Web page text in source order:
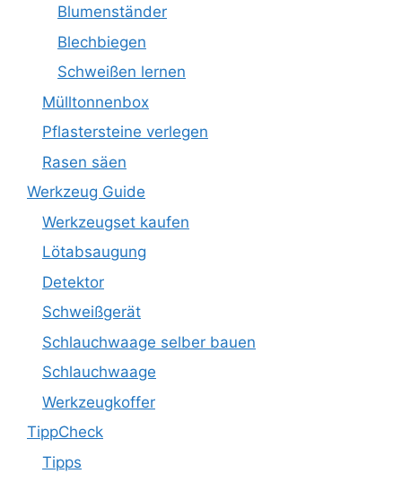
Blumenständer
Blechbiegen
Schweißen lernen
Mülltonnenbox
Pflastersteine verlegen
Rasen säen
Werkzeug Guide
Werkzeugset kaufen
Lötabsaugung
Detektor
Schweißgerät
Schlauchwaage selber bauen
Schlauchwaage
Werkzeugkoffer
TippCheck
Tipps